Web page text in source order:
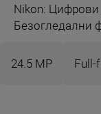
Nikon: Цифрови
Безогледални
24.5 MP Full-